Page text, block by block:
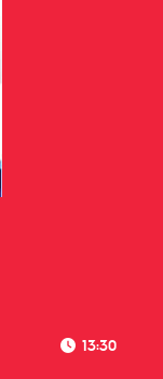
13:30